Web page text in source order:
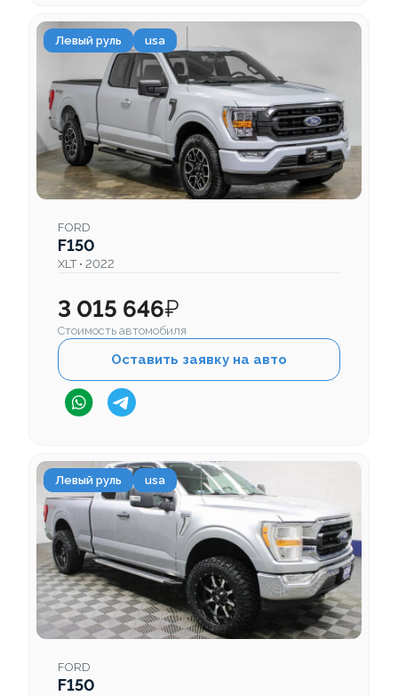
Левый руль usa
FORD
F150
XLT • 2022
3 015 646₽
Стоимость автомобиля
Оставить заявку на авто
Левый руль usa
FORD
F150